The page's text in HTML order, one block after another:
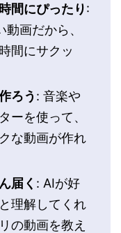
間にぴったり:
画だから、
間にサクッ
ろう : 音楽や
ーを使って、
な動画が作れ
届く : AIが好
理解してくれ
の動画を教え